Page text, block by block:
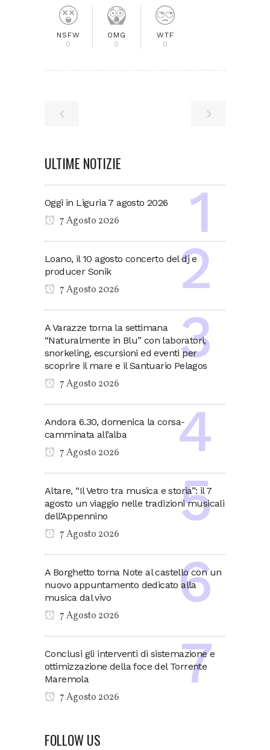
NSFW
0
OMG
0
WTF
0
ULTIME NOTIZIE
Oggi in Liguria 7 agosto 2026
7 Agosto 2026
Loano, il 10 agosto concerto del dj e
producer Sonik
7 Agosto 2026
A Varazze torna la settimana
“Naturalmente in Blu” con laboratori,
snorkeling, escursioni ed eventi per
scoprire il mare e il Santuario Pelagos
7 Agosto 2026
Andora 6.30, domenica la corsa-
camminata all’alba
7 Agosto 2026
Altare, “Il Vetro tra musica e storia”: il 7
agosto un viaggio nelle tradizioni musicali
dell’Appennino
7 Agosto 2026
A Borghetto torna Note al castello con un
nuovo appuntamento dedicato alla
musica dal vivo
7 Agosto 2026
Conclusi gli interventi di sistemazione e
ottimizzazione della foce del Torrente
Maremola
7 Agosto 2026
FOLLOW US